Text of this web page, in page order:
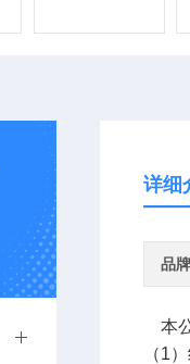
详细
品牌
本
（1